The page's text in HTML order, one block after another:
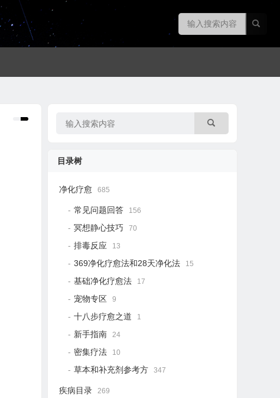
目录树
净化疗愈 685
常见问题回答 156
冥想静心技巧 70
排毒反应 13
369净化疗愈法和28天净化法 15
基础净化疗愈法 17
宠物专区 9
十八步疗愈之道 1
新手指南 24
密集疗法 10
草本和补充剂参考方 347
疾病目录 269